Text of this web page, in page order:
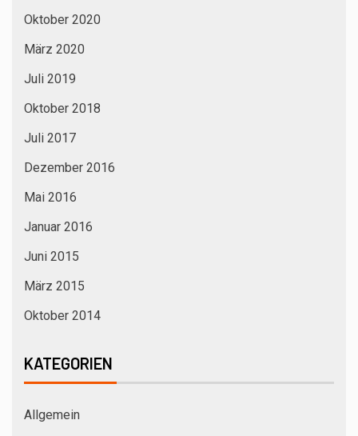
Oktober 2020
März 2020
Juli 2019
Oktober 2018
Juli 2017
Dezember 2016
Mai 2016
Januar 2016
Juni 2015
März 2015
Oktober 2014
KATEGORIEN
Allgemein